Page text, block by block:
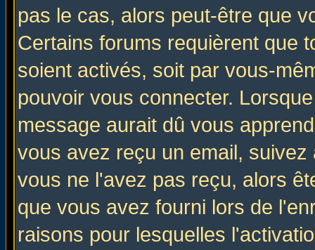
pas le cas, alors peut-être que
Certains forums requièrent que
soient activés, soit par vous-
pouvoir vous connecter.
message aurait dû vous
vous avez reçu un email,
vous ne l'avez pas reçu, alors
que vous avez fourni lors de
raisons pour lesquelles